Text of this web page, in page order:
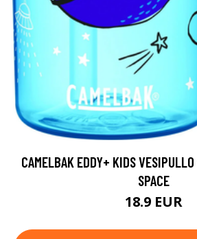
CAMELBAK EDDY+ KIDS
SPACE
18.9 EUR